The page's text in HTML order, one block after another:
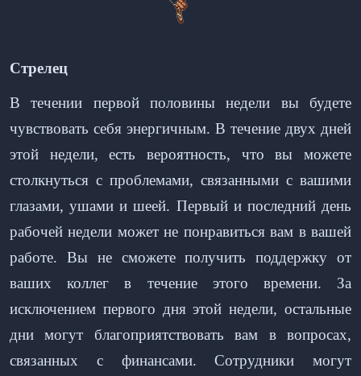
Стрелец
В течении первой половины недели вы будете
чувствовать себя энергичным. В течение двух дней
этой недели, есть вероятность, что вы можете
столкнуться с проблемами, связанными с вашими
глазами, ушами и шеей. Первый и последний день
рабочей недели может не понравиться вам в вашей
работе. Вы не сможете получить поддержку от
ваших коллег в течение этого времени. За
исключением первого дня этой недели, остальные
дни могут благоприятствовать вам в вопросах,
связанных с финансами. Сотрудники могут